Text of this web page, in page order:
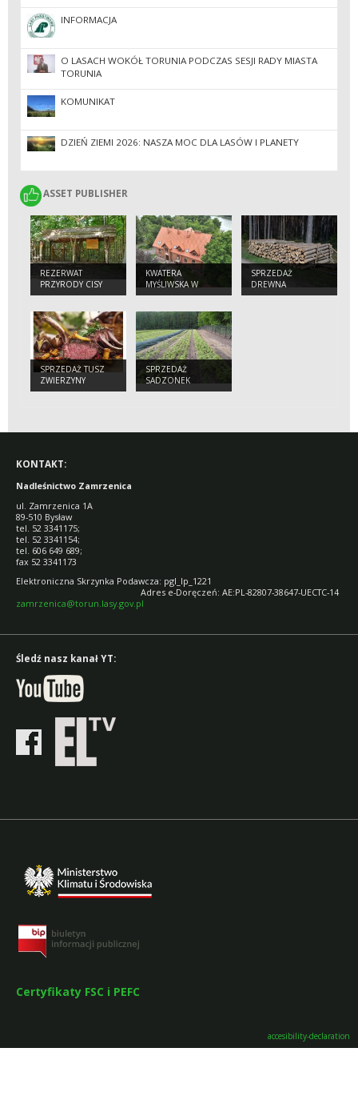
INFORMACJA
O LASACH WOKÓŁ TORUNIA PODCZAS SESJI RADY MIASTA
TORUNIA
KOMUNIKAT
DZIEŃ ZIEMI 2026: NASZA MOC DLA LASÓW I PLANETY
ASSET PUBLISHER
ASSET PUBLISHER
REZERWAT
PRZYRODY CISY
STAROPOLSKIE
KWATERA
MYŚLIWSKA W
ZAMRZENICY
SPRZEDAŻ
DREWNA
SPRZEDAŻ TUSZ
ZWIERZYNY
SPRZEDAŻ
SADZONEK
KONTAKT:
Nadleśnictwo Zamrzenica
ul. Zamrzenica 1A
89-510 Bysław
tel. 52 3341175;
tel. 52 3341154;
tel. 606 649 689;
fax 52 3341173
Elektroniczna Skrzynka Podawcza:
Adres e-Doręczeń: AE:PL-82807-38647-UECTC-14
zamrzenica@torun.lasy.gov.pl
Śledź nasz kanał YT:
Certyfikaty FSC i PEFC
accesibility-declaration